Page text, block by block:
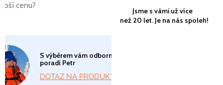
cenu?
S výběrem vám odborně
poradí Petr
DOTAZ NA PRODUKT
Jsme s vámi už více
než 20 let. Je na nás spoleh!